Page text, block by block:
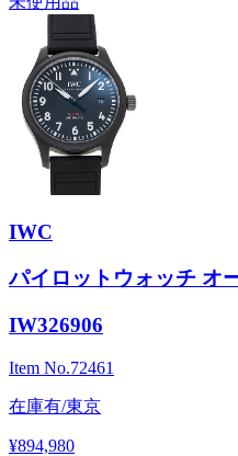
IWC
パイロットウォッチ オ
IW326906
Item No.72461
在庫有/東京
¥894,980